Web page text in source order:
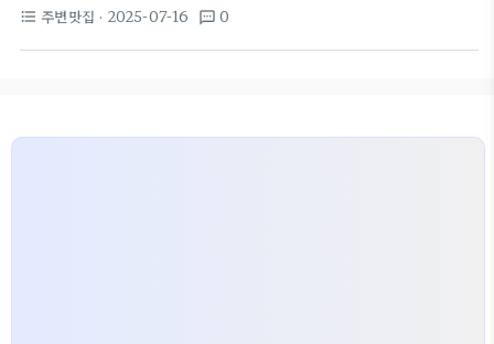
탕으로 여러분이 좋아할 수 있는 맛집들을 추천해 드
릴게요! 돼지앞다리살가격에 대해 알아보자 돼지앞다
format_list_bulleted 주변맛집 · 2025-07-16 textsms 0